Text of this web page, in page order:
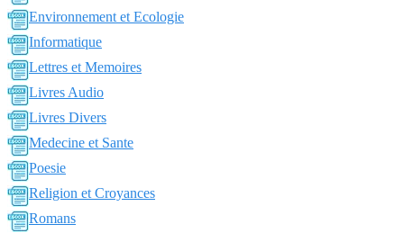
Environnement et Ecologie
Informatique
Lettres et Memoires
Livres Audio
Livres Divers
Medecine et Sante
Poesie
Religion et Croyances
Romans